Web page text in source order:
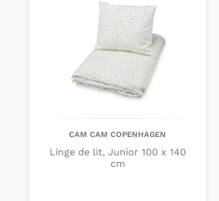
CAM CAM COPENHAGEN
Linge de lit, Junior 100 x 140
cm